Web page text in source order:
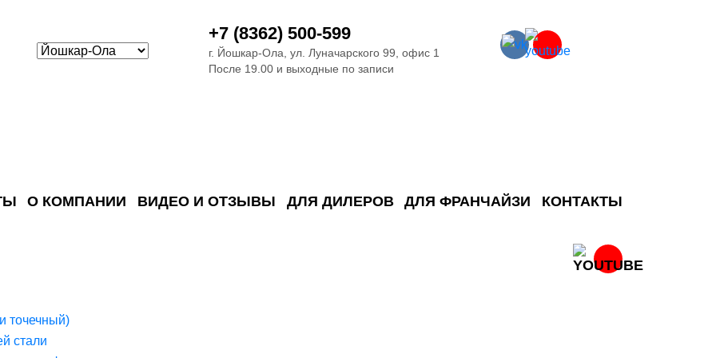
+7 (8362) 500-599
г. Йошкар-Ола, ул. Луначарского 99, офис 1
После 19.00 и выходные по записи
О КОМПАНИИ ВИДЕО И ОТЗЫВЫ ДЛЯ ДИЛЕРОВ ДЛЯ ФРАНЧАЙЗИ КОНТАКТЫ
точечный)
стали